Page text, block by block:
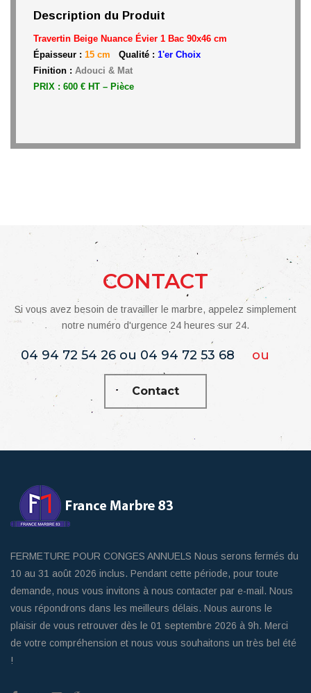
Description du Produit
Travertin Beige Nuance Évier 1 Bac 90x46 cm
Épaisseur : 15 cm Qualité : 1'er Choix
Finition : Adouci & Mat
PRIX : 600 € HT – Pièce
CONTACT
Si vous avez besoin de travailler le marbre, appelez simplement
notre numéro d'urgence 24 heures sur 24.
04 94 72 54 26 ou 04 94 72 53 68 ou
Contact
FERMETURE POUR CONGES ANNUELS Nous serons fermés du
10 au 31 août 2026 inclus. Pendant cette période, pour toute
demande, nous vous invitons à nous contacter par e-mail. Nous
vous répondrons dans les meilleurs délais. Nous aurons le
plaisir de vous retrouver dès le 01 septembre 2026 à 9h. Merci
de votre compréhension et nous vous souhaitons un très bel été
!